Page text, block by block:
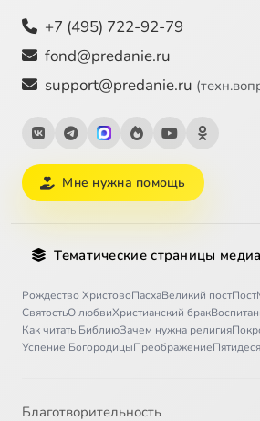
+7 (495) 722-92-79
fond@predanie.ru
support@predanie.ru
Мне нужна помощь
Тематические страницы
Рождество ХристовоПасхаВеликий постПост
СвятостьО любвиХристианский брак
Как читать БиблиюЗачем нужна религия
Успение БогородицыПреображение
Благотворительность